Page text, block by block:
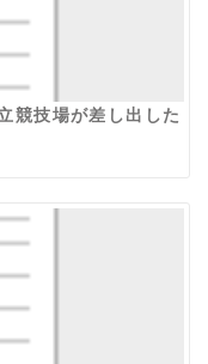
競技場が差し出した